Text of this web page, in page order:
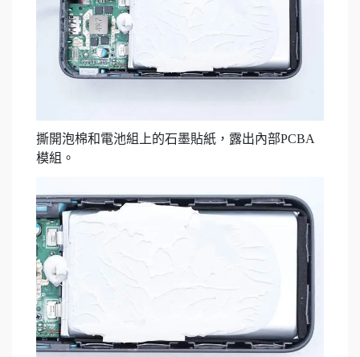
撕開泡棉和電池組上的石墨貼紙，露出內部PCBA
模組。